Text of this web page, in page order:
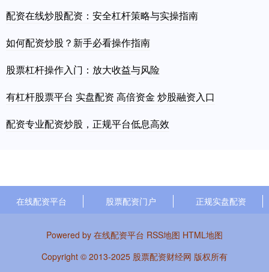
配资在线炒股配资：安全杠杆策略与实操指南
如何配资炒股？新手必看操作指南
股票杠杆操作入门：放大收益与风险
有杠杆股票平台 实盘配资 高倍资金 炒股融资入口
配资专业配资炒股，正规平台低息高效
在线配资平台 股票配资门户 正规实盘配资
Powered by 在线配资平台 RSS地图 HTML地图
Copyright © 2013-2025 股票配资财经网 版权所有